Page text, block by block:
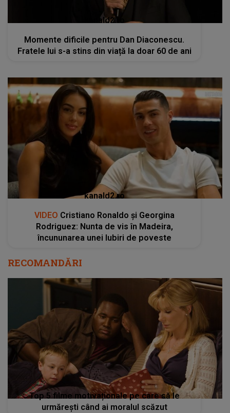
kanald2.ro
Momente dificile pentru Dan Diaconescu.
Fratele lui s-a stins din viață la doar 60 de ani
kanald2.ro
VIDEO Cristiano Ronaldo și Georgina
Rodriguez: Nunta de vis în Madeira,
încununarea unei Iubiri de poveste
RECOMANDĂRI
Top 5 filme motivaționale pe care să le
urmărești când ai moralul scăzut